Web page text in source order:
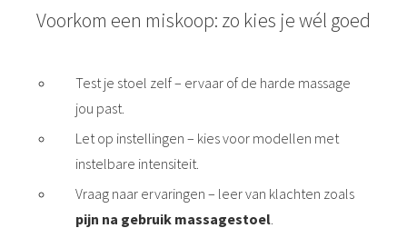
Voorkom een miskoop: zo kies je wél goed
Test je stoel zelf – ervaar of de harde massage
jou past.
Let op instellingen – kies voor modellen met
instelbare intensiteit.
Vraag naar ervaringen – leer van klachten zoals
pijn na gebruik massagestoel